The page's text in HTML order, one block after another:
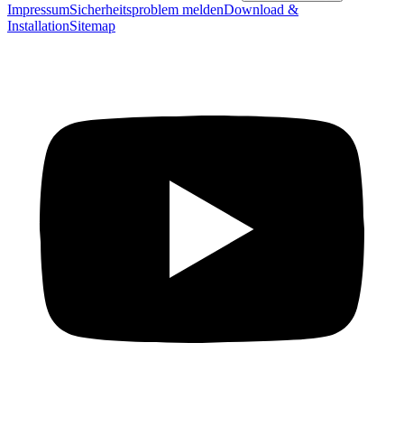
ImpressumSicherheitsproblem meldenDownload &
InstallationSitemap